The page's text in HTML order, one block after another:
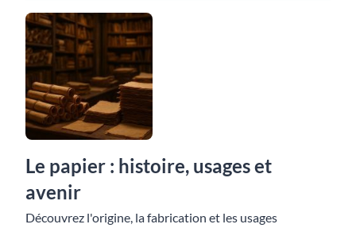
Le papier : histoire, usages et
avenir
Découvrez l'origine, la fabrication et les usages